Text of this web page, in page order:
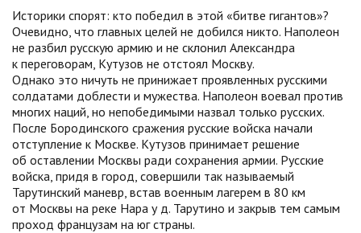
Историки спорят: кто победил в этой «битве гигантов»?
Очевидно, что главных целей не добился никто. Наполеон
не разбил русскую армию и не склонил Александра
к переговорам, Кутузов не отстоял Москву.
Однако это ничуть не принижает проявленных русскими
солдатами доблести и мужества. Наполеон воевал против
многих наций, но непобедимыми назвал только русских.
После Бородинского сражения русские войска начали
отступление к Москве. Кутузов принимает решение
об оставлении Москвы ради сохранения армии. Русские
войска, придя в город, совершили так называемый
Тарутинский маневр, встав военным лагерем в 80 км
от Москвы на реке Нара у д. Тарутино и закрыв тем самым
проход французам на юг страны.